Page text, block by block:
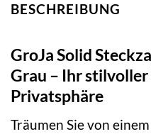
BESCHREIBUNG
GroJa Solid
Grau – Ihr stilvoller
Privatsphäre
Träumen Sie von